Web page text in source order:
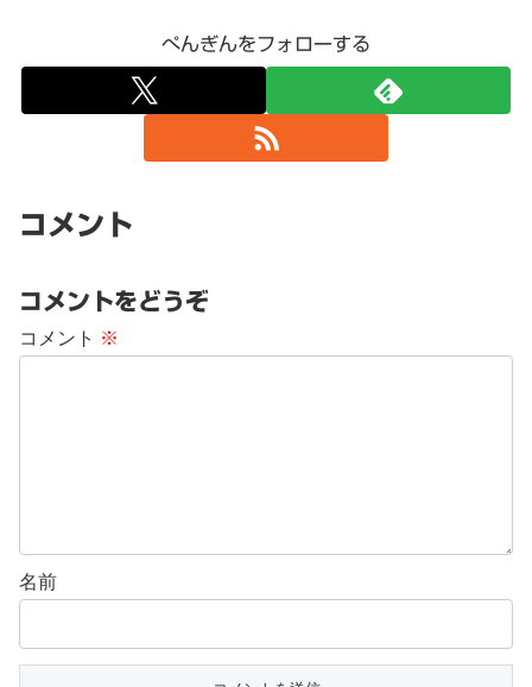
ぺんぎんをフォローする
コメント
コメントをどうぞ
コメント ※
名前